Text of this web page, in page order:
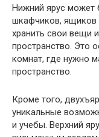
Нижний ярус может
шкафчиков, ящиков
хранить свои вещи
пространство. Это
комнат, где нужно
пространство.
Кроме того,
уникальные
и учебы. Верхний